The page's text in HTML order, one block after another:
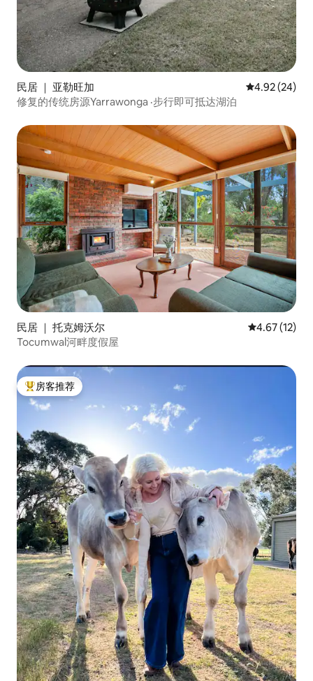
民居 ｜ 亚勒旺加 平均评分
4.92 (24)
修复的传统房源Yarrawonga ·步行即可抵达湖泊
民居 ｜ 托克姆沃尔 平均评分
4.67 (12)
Tocumwal河畔度假屋
热门「房客推荐」
房客推荐